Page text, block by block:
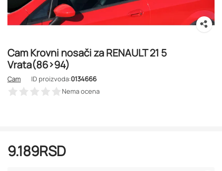
Cam Krovni nosači za RENAULT 21 5
Vrata(86>94)
Cam ID proizvoda:0134666
Nema ocena
9.189RSD